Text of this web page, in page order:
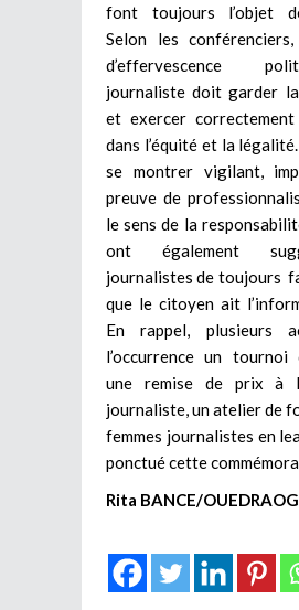
font toujours l’objet
Selon les
d’effervescence
journaliste doit garder
et exercer correctement
dans l’équité et la
se montrer vigilant,
preuve de
le sens de la
ont également
journalistes de toujours
que le citoyen ait
En rappel, plusieurs
l’occurrence un tournoi
une remise de prix à
journaliste, un atelier de
femmes journalistes en
ponctué cette
Rita BANCE/